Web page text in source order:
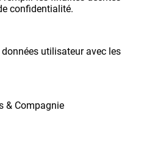
confidentialité.
utilisateur avec les
& Compagnie